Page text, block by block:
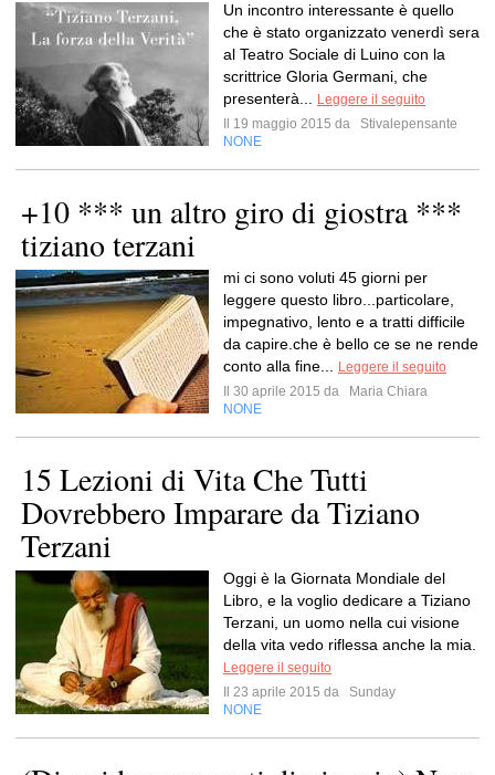
Un incontro interessante è quello
che è stato organizzato venerdì sera
al Teatro Sociale di Luino con la
scrittrice Gloria Germani, che
presenterà...
Leggere il seguito
Il 19 maggio 2015 da
Stivalepensante
NONE
+10 *** un altro giro di giostra ***
tiziano terzani
mi ci sono voluti 45 giorni per
leggere questo libro...particolare,
impegnativo, lento e a tratti difficile
da capire.che è bello ce se ne rende
conto alla fine...
Leggere il seguito
Il 30 aprile 2015 da
Maria Chiara
NONE
15 Lezioni di Vita Che Tutti
Dovrebbero Imparare da Tiziano
Terzani
Oggi è la Giornata Mondiale del
Libro, e la voglio dedicare a Tiziano
Terzani, un uomo nella cui visione
della vita vedo riflessa anche la mia.
Leggere il seguito
Il 23 aprile 2015 da
Sunday
NONE